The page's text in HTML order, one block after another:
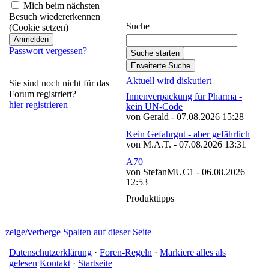
Mich beim nächsten
Besuch wiedererkennen
(Cookie setzen)
Passwort vergessen?
Sie sind noch nicht für das
Forum registriert?
hier registrieren
Suche
Aktuell wird diskutiert
Innenverpackung für Pharma -
kein UN-Code
von Gerald - 07.08.2026 15:28
Kein Gefahrgut - aber gefährlich
von M.A.T. - 07.08.2026 13:31
A70
von StefanMUC1 - 06.08.2026
12:53
Produkttipps
zeige/verberge Spalten auf dieser Seite
Datenschutzerklärung · Foren-Regeln · Markiere alles als
gelesen Kontakt · Startseite